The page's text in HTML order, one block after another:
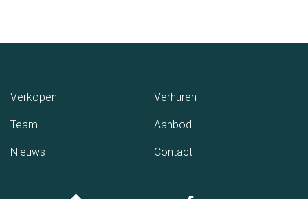
Verkopen Verhuren
Team Aanbod
Nieuws Contact(Contact)